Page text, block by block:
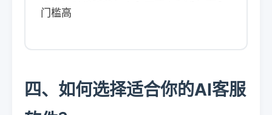
门槛高
四、如何选择适合你的AI客服